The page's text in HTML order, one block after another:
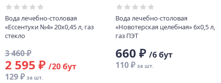
Вода лечебно-столовая
«Ессентуки №4» 20х0,45 л, газ
стекло
3 460 ₽
2 595 ₽ /20 бут
129 ₽ за шт.
Вода лечебно-столовая
«Новотерская целебная» 6х0,5 л,
газ ПЭТ
660 ₽ /6 бут
110 ₽ за шт.